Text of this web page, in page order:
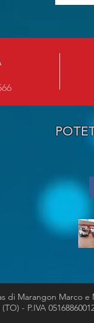
di Marangon Marco
- P.IVA